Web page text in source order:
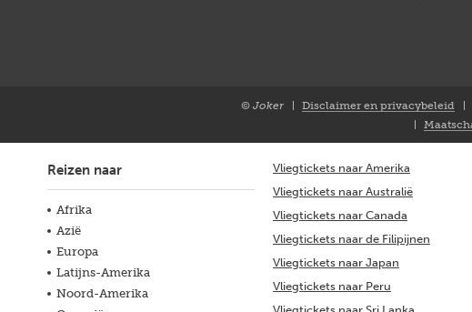
© Joker
Disclaimer en privacybeleid
Reizen naar
Afrika
Azië
Europa
Latijns-Amerika
Noord-Amerika
Vliegtickets naar Amerika
Vliegtickets naar Australië
Vliegtickets naar Canada
Vliegtickets naar de Filipijnen
Vliegtickets naar Japan
Vliegtickets naar Peru